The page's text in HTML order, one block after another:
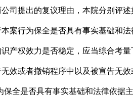
公司提出的复议理由，本院分别评述
行为保全是否具有事实基础和法
识产权效力是否稳定，应当综合考
效或者撤销程序中以及被宣告无
保全是否具有事实基础和法律依据